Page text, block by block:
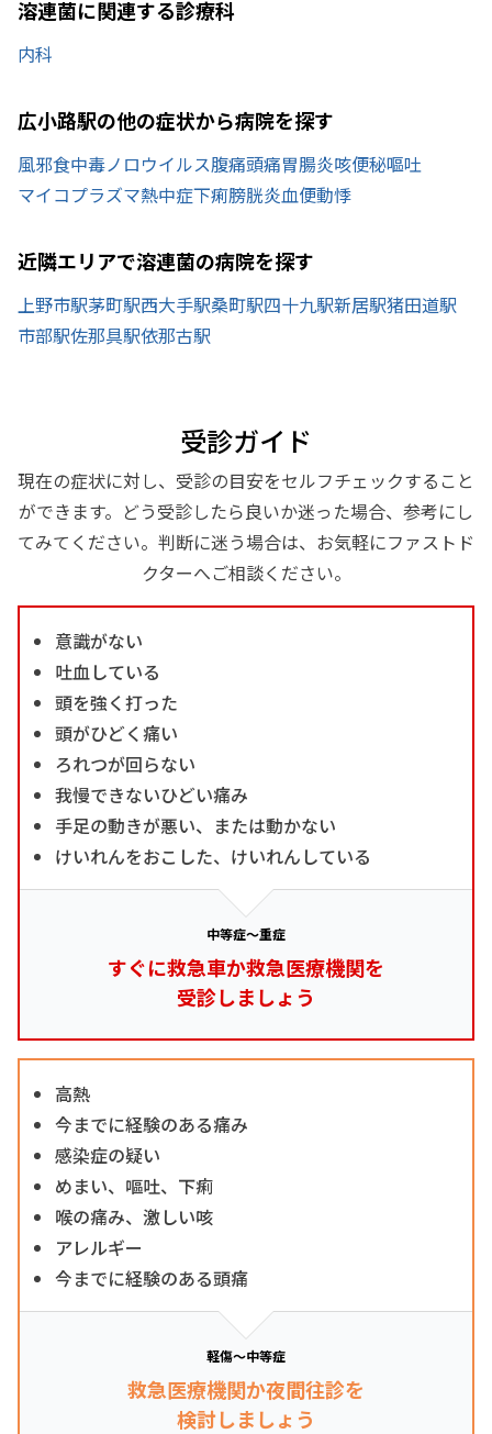
溶連菌に関連する診療科
内科
広小路駅の他の症状から病院を探す
風邪食中毒ノロウイルス腹痛頭痛胃腸炎咳便秘嘔吐
マイコプラズマ熱中症下痢膀胱炎血便動悸
近隣エリアで溶連菌の病院を探す
上野市駅茅町駅西大手駅桑町駅四十九駅新居駅猪田道駅
市部駅佐那具駅依那古駅
受診ガイド
現在の症状に対し、受診の目安をセルフチェックすること
ができます。どう受診したら良いか迷った場合、参考にし
てみてください。判断に迷う場合は、お気軽にファストド
クターへご相談ください。
意識がない
吐血している
頭を強く打った
頭がひどく痛い
ろれつが回らない
我慢できないひどい痛み
手足の動きが悪い、または動かない
けいれんをおこした、けいれんしている
中等症～重症
すぐに救急車か救急医療機関を
受診しましょう
高熱
今までに経験のある痛み
感染症の疑い
めまい、嘔吐、下痢
喉の痛み、激しい咳
アレルギー
今までに経験のある頭痛
軽傷～中等症
救急医療機関か夜間往診を
検討しましょう